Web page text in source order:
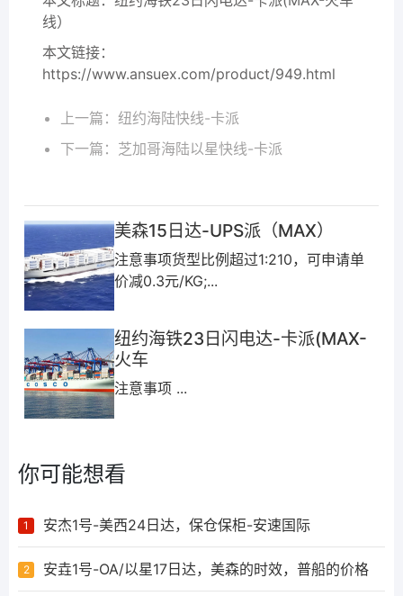
线）
本文链接：
https://www.ansuex.com/product/949.html
上一篇：纽约海陆快线-卡派
下一篇： 芝加哥海陆以星快线-卡派
美森15日达-UPS派（MAX）
注意事项货型比例超过1:210，可申请单
价减0.3元/KG;...
纽约海铁23日闪电达-卡派(MAX-
火车
注意事项 ...
你可能想看
1 安杰1号-美西24日达，保仓保柜-安速国际
2 安垚1号-OA/以星17日达，美森的时效，普船的价格